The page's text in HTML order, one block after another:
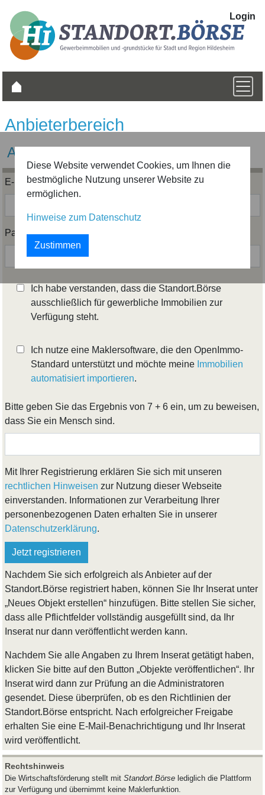
Login
Anbieterbereich
Als Anbieter registrieren
E-Mail-Adresse
Passwort
Ich habe verstanden, dass die Standort.Börse
ausschließlich für gewerbliche Immobilien zur
Verfügung steht.
Ich nutze eine Maklersoftware, die den OpenImmo-
Standard unterstützt und möchte meine Immobilien
automatisiert importieren.
Bitte geben Sie das Ergebnis von 7 + 6 ein, um zu beweisen,
dass Sie ein Mensch sind.
Mit Ihrer Registrierung erklären Sie sich mit unseren
rechtlichen Hinweisen zur Nutzung dieser Webseite
einverstanden. Informationen zur Verarbeitung Ihrer
personenbezogenen Daten erhalten Sie in unserer
Datenschutzerklärung.
Jetzt registrieren
Nachdem Sie sich erfolgreich als Anbieter auf der
Standort.Börse registriert haben, können Sie Ihr Inserat unter
„Neues Objekt erstellen“ hinzufügen. Bitte stellen Sie sicher,
dass alle Pflichtfelder vollständig ausgefüllt sind, da Ihr
Inserat nur dann veröffentlicht werden kann.
Nachdem Sie alle Angaben zu Ihrem Inserat getätigt haben,
klicken Sie bitte auf den Button „Objekte veröffentlichen“. Ihr
Inserat wird dann zur Prüfung an die Administratoren
gesendet. Diese überprüfen, ob es den Richtlinien der
Standort.Börse entspricht. Nach erfolgreicher Freigabe
erhalten Sie eine E-Mail-Benachrichtigung und Ihr Inserat
wird veröffentlicht.
Rechtshinweis
Die Wirtschaftsförderung stellt mit Standort.Börse lediglich die Plattform
zur Verfügung und übernimmt keine Maklerfunktion.
Diese Website verwendet Cookies, um Ihnen die
bestmögliche Nutzung unserer Website zu
ermöglichen.
Hinweise zum Datenschutz
Zustimmen